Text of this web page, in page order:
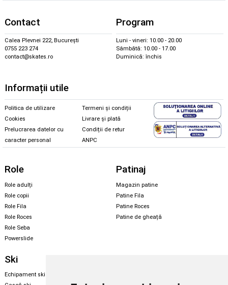
Contact
Calea Plevnei 222, București
0755 223 274
contact@skates.ro
Program
Luni - vineri: 10.00 - 20.00
Sâmbătă: 10.00 - 17.00
Duminică: închis
Informații utile
Politica de utilizare
Cookies
Prelucrarea datelor cu
caracter personal
Termeni și condiții
Livrare și plată
Condiții de retur
ANPC
Role
Role adulți
Role copii
Role Fila
Role Roces
Role Seba
Powerslide
Patinaj
Magazin patine
Patine Fila
Patine Roces
Patine de gheață
Ski
Echipament ski